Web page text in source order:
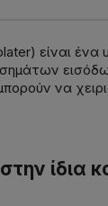
είναι
να
ίδια